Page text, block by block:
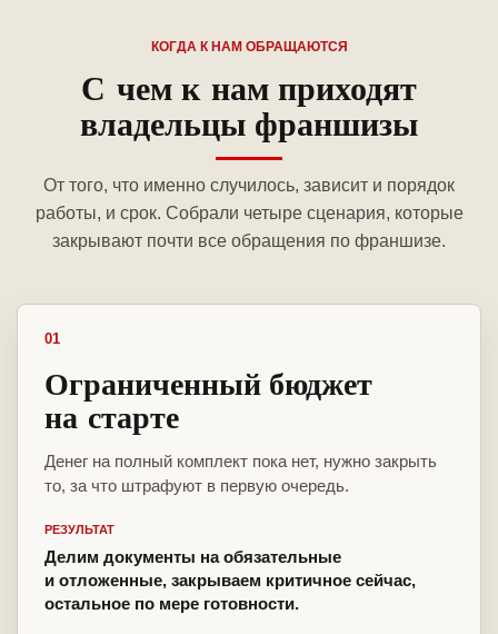
КОГДА К НАМ ОБРАЩАЮТСЯ
С чем к нам приходят
владельцы франшизы
От того, что именно случилось, зависит и порядок
работы, и срок. Собрали четыре сценария, которые
закрывают почти все обращения по франшизе.
01
Ограниченный бюджет
на старте
Денег на полный комплект пока нет, нужно закрыть
то, за что штрафуют в первую очередь.
РЕЗУЛЬТАТ
Делим документы на обязательные
и отложенные, закрываем критичное сейчас,
остальное по мере готовности.